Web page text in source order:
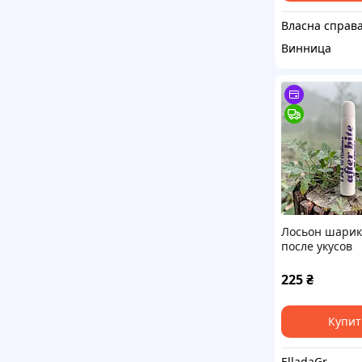
Власна
Винница
Лосьон
после укусов
насекомых с
225₴